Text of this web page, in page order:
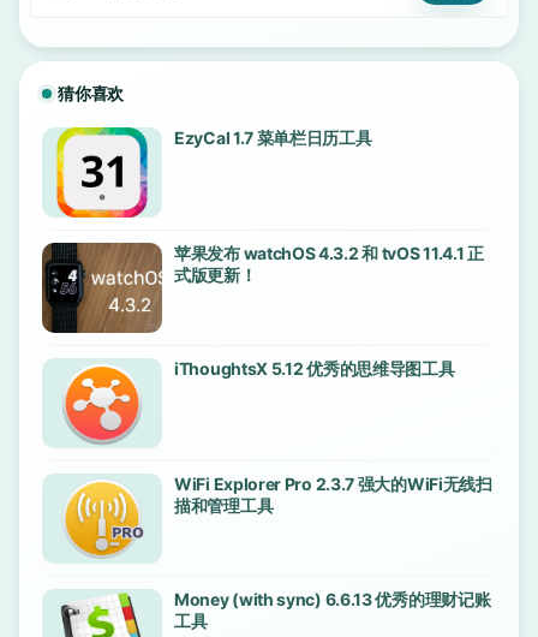
猜你喜欢
EzyCal 1.7 菜单栏日历工具
苹果发布 watchOS 4.3.2 和 tvOS 11.4.1 正
式版更新！
iThoughtsX 5.12 优秀的思维导图工具
WiFi Explorer Pro 2.3.7 强大的WiFi无线扫
描和管理工具
Money (with sync) 6.6.13 优秀的理财记账
工具